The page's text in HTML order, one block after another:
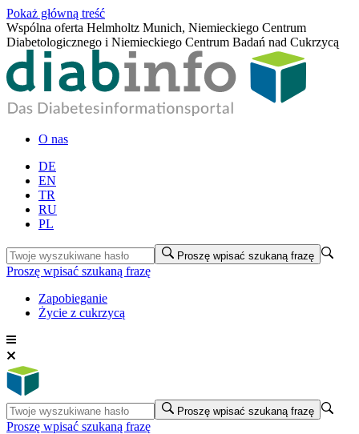
Pokaż główną treść
Wspólna oferta Helmholtz Munich, Niemieckiego Centrum
Diabetologicznego i Niemieckiego Centrum Badań nad Cukrzycą
O nas
DE
EN
TR
RU
PL
Proszę wpisać szukaną frazę
Proszę wpisać szukaną frazę
Zapobieganie
Życie z cukrzycą
Proszę wpisać szukaną frazę
Proszę wpisać szukaną frazę